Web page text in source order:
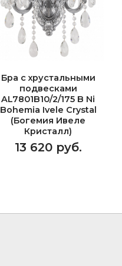
Бра с хрустальными
подвесками
AL7801B10/2/175 B Ni
Bohemia Ivele Crystal
(Богемия Ивеле
Кристалл)
13 620 руб.